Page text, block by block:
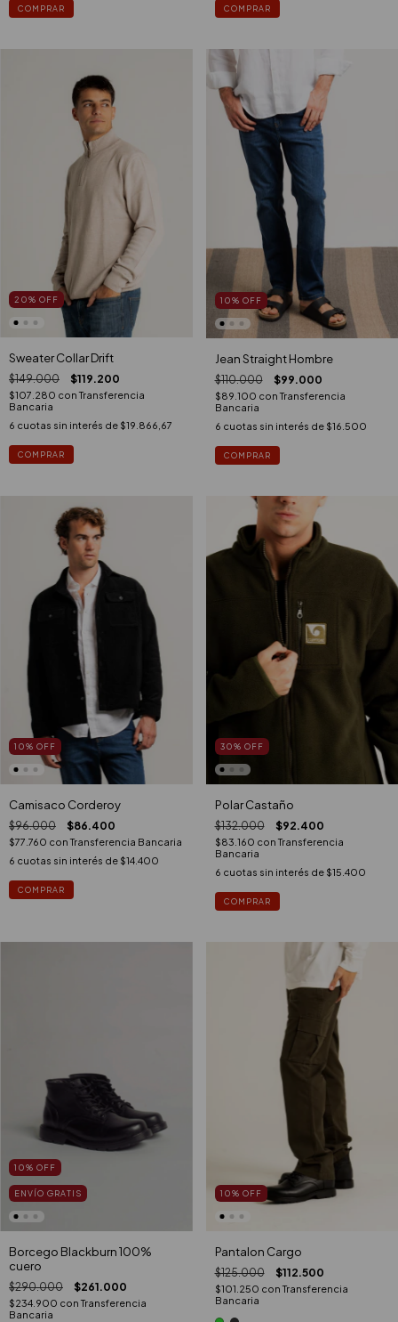
COMPRAR COMPRAR
20% OFF
Sweater Collar Drift
$149.000 $119.200
$107.280 con Transferencia
Bancaria
6 cuotas sin interés de $19.866,67
COMPRAR
10% OFF
Jean Straight Hombre
$110.000 $99.000
$89.100 conTransferencia
Bancaria
6 cuotas sin interés de $16.500
COMPRAR
10% OFF
Camisaco Corderoy
$96.000 $86.400
$77.760 con Transferencia Bancaria
6 cuotas sin interés de $14.400
30% OFF
Polar Castaño
$132.000 $92.400
$83.160 conTransferencia
Bancaria
6 cuotas sin interés de $15.400
COMPRAR
10% OFF
ENVÍO GRATIS
Borcego Blackburn 100%
cuero
$290.000 $261.000
$234.900 con Transferencia
Bancaria
10% OFF
Pantalon Cargo
$125.000 $112.500
$101.250 conTransferencia
Bancaria